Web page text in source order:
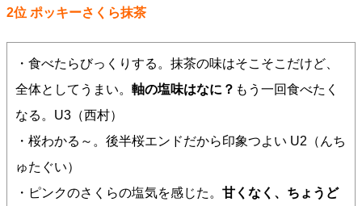
2位 ポッキーさくら抹茶
・食べたらびっくりする。抹茶の味はそこそこだけど、
全体としてうまい。 軸の塩味はなに？ もう一回食べたく
なる。U3（西村）
・桜わかる～。後半桜エンドだから印象つよい U2（んち
ゅたぐい）
・ピンクのさくらの塩気を感じた。 甘くなく、ちょうど